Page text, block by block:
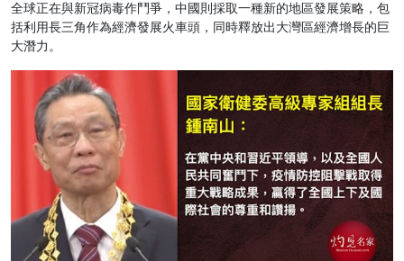
全球正在與新冠病毒作鬥爭，中國則採取一種新的地區發展策略，包
括利用長三角作為經濟發展火車頭，同時釋放出大灣區經濟增長的巨
大潛力。